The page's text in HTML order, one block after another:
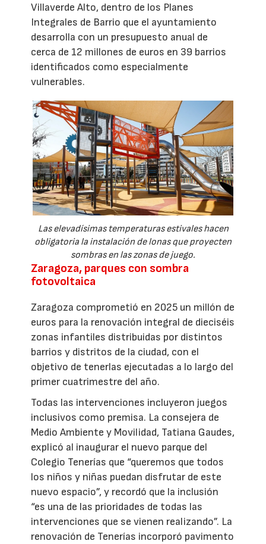
Villaverde Alto, dentro de los Planes
Integrales de Barrio que el ayuntamiento
desarrolla con un presupuesto anual de
cerca de 12 millones de euros en 39 barrios
identificados como especialmente
vulnerables.
Las elevadísimas temperaturas estivales hacen
obligatoria la instalación de lonas que proyecten
sombras en las zonas de juego.
Zaragoza, parques con sombra
fotovoltaica
Zaragoza comprometió en 2025 un millón de
euros para la renovación integral de dieciséis
zonas infantiles distribuidas por distintos
barrios y distritos de la ciudad, con el
objetivo de tenerlas ejecutadas a lo largo del
primer cuatrimestre del año.
Todas las intervenciones incluyeron juegos
inclusivos como premisa. La consejera de
Medio Ambiente y Movilidad, Tatiana Gaudes,
explicó al inaugurar el nuevo parque del
Colegio Tenerías que “queremos que todos
los niños y niñas puedan disfrutar de este
nuevo espacio”, y recordó que la inclusión
“es una de las prioridades de todas las
intervenciones que se vienen realizando”. La
renovación de Tenerías incorporó pavimento